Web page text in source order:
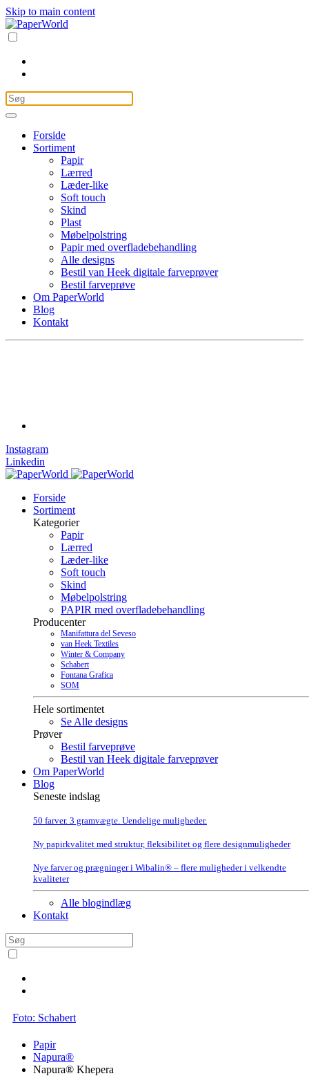
Skip to main content
Forside
Sortiment
Papir
Lærred
Læder-like
Soft touch
Skind
Plast
Møbelpolstring
Papir med overfladebehandling
Alle designs
Bestil van Heek digitale farveprøver
Bestil farveprøve
Om PaperWorld
Blog
Kontakt
Instagram
Linkedin
Forside
Sortiment
Kategorier
Papir
Lærred
Læder-like
Soft touch
Skind
Møbelpolstring
PAPIR med overfladebehandling
Producenter
Manifattura del Seveso
van Heek Textiles
Winter & Company
Schabert
Fontana Grafica
SOM
Hele sortimentet
Se Alle designs
Prøver
Bestil farveprøve
Bestil van Heek digitale farveprøver
Om PaperWorld
Blog
Seneste indslag
50 farver. 3 gramvægte. Uendelige muligheder.
Ny papirkvalitet med struktur, fleksibilitet og flere designmuligheder
Nye farver og prægninger i Wibalin® – flere muligheder i velkendte
kvaliteter
Alle blogindlæg
Kontakt
Foto: Schabert
Papir
Napura®
Napura® Khepera